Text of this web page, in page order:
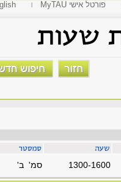
MyTAU פורטל אישי
סמ' ב' 1300-1600